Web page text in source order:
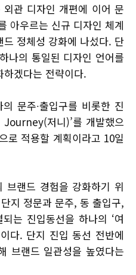
관 디자인 개편에 이어 문
아우르는 신규 디자인 체계
정체성 강화에 나섰다. 단
나의 통일된 디자인 언어를
겠다는 전략이다.
문주∙출입구를 비롯한 진
Journey(저니)’를 개발했으
로 적용할 계획이라고 10일
브랜드 경험을 강화하기 위
지 정문과 문주, 동 출입구,
는 진입동선을 하나의 ‘여
다. 단지 진입 동선 전반에
브랜드 일관성을 높였다는